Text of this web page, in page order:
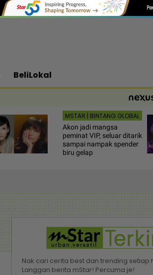
BeliLokal
MSTAR | BINTANG GLOBAL
Akon jadi mangsa
peminat VIP, seluar ditarik
sampai nampak spender
biru gelap
Nak cari cerita best dan trending setiap
Langgan berita mStar! Percuma je!